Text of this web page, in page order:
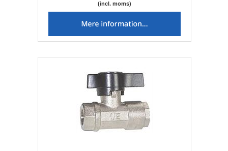
(incl. moms)